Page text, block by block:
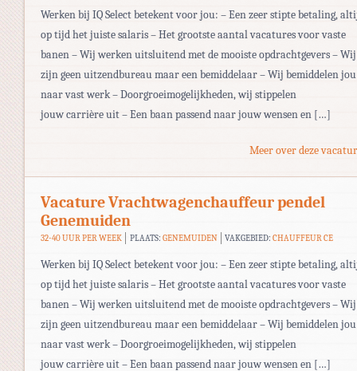
Werken bij IQ Select betekent voor jou: – Een zeer stipte betaling,
op tijd het juiste salaris – Het grootste aantal vacatures voor vaste
banen – Wij werken uitsluitend met de mooiste opdrachtgevers – Wij
zijn geen uitzendbureau maar een bemiddelaar – Wij bemiddelen jou
naar vast werk – Doorgroeimogelijkheden, wij stippelen
jouw carrière uit – Een baan passend naar jouw wensen en […]
Meer over deze
Vacature Vrachtwagenchauffeur pendel
Genemuiden
32-40 UUR PER WEEK PLAATS: GENEMUIDEN VAKGEBIED:CHAUFFEUR CE
Werken bij IQ Select betekent voor jou: – Een zeer stipte betaling,
op tijd het juiste salaris – Het grootste aantal vacatures voor vaste
banen – Wij werken uitsluitend met de mooiste opdrachtgevers – Wij
zijn geen uitzendbureau maar een bemiddelaar – Wij bemiddelen jou
naar vast werk – Doorgroeimogelijkheden, wij stippelen
jouw carrière uit – Een baan passend naar jouw wensen en […]